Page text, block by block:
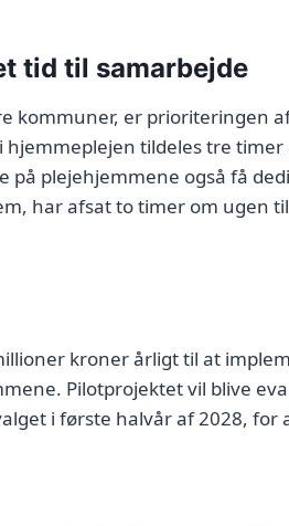
tid til samarbejde
kommuner, er prioriteringen
tildeles tre timer
på plejehjemmene også få
har afsat to timer om ugen
kroner årligt til at
Pilotprojektet vil blive
i første halvår af 2028, for